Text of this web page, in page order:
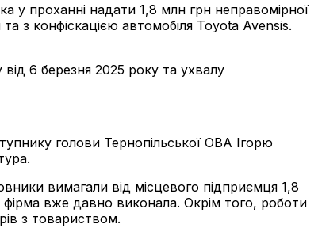
у проханні надати 1,8 млн грн неправомірної
з конфіскацією автомобіля Toyota Avensis.
6 березня 2025 року та ухвалу
голови Тернопільської ОВА Ігорю
вимагали від місцевого підприємця 1,8
фірма вже давно виконала. Окрім того, роботи
з товариством.